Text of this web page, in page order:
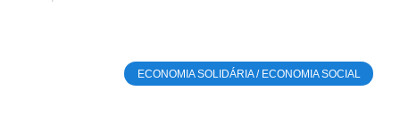
ECONOMIA SOLIDÁRIA / ECONOMIA SOCIAL